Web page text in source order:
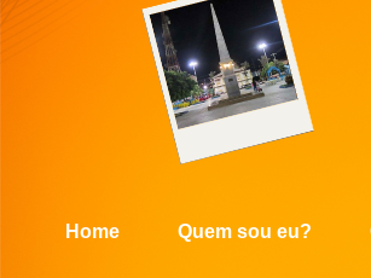
Home Quem sou eu?